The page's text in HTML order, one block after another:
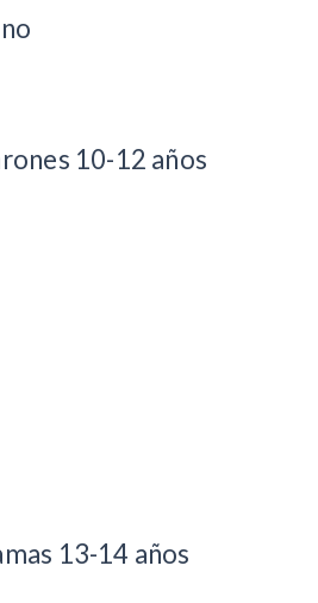
10-12 años
13-14 años